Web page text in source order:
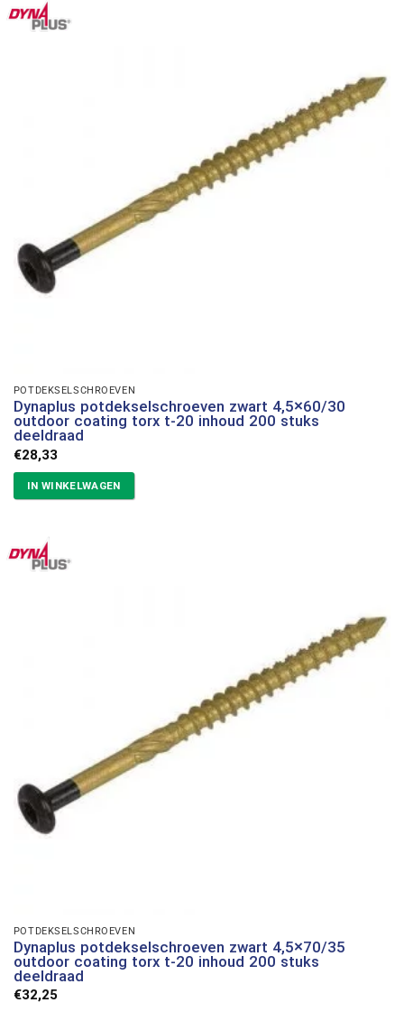
POTDEKSELSCHROEVEN
Dynaplus potdekselschroeven zwart 4,5×60/30
outdoor coating torx t-20 inhoud 200 stuks
deeldraad
€28,33
IN WINKELWAGEN
POTDEKSELSCHROEVEN
Dynaplus potdekselschroeven zwart 4,5×70/35
outdoor coating torx t-20 inhoud 200 stuks
deeldraad
€32,25